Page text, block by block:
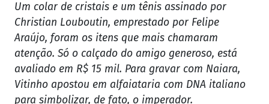
Um colar de cristais e um tênis assinado por
Christian Louboutin, emprestado por Felipe
Araújo, foram os itens que mais chamaram
atenção. Só o calçado do amigo generoso, está
avaliado em R$ 15 mil. Para gravar com Naiara,
Vitinho apostou em alfaiataria com DNA italiano
para simbolizar, de fato, o imperador.